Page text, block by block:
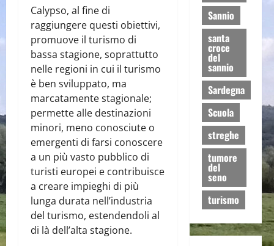
Calypso, al fine di
raggiungere questi obiettivi,
promuove il turismo di
bassa stagione, soprattutto
nelle regioni in cui il turismo
è ben sviluppato, ma
marcatamente stagionale;
permette alle destinazioni
minori, meno conosciute o
emergenti di farsi conoscere
a un più vasto pubblico di
turisti europei e contribuisce
a creare impieghi di più
lunga durata nell’industria
del turismo, estendendoli al
di là dell’alta stagione.
Sannio
santa
croce
del
sannio
Sardegna
Scuola
streghe
tumore
del
seno
turismo